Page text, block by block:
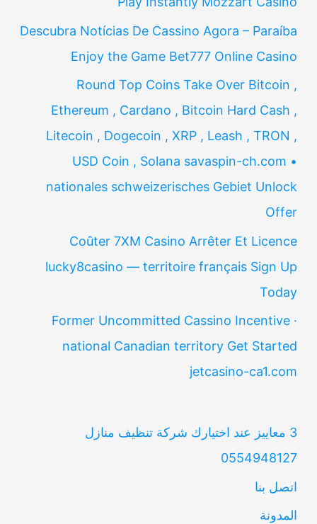
Descubra Notícias De Cassino Agora – Paraíba
Enjoy the Game Bet777 Online Casino
Round Top Coins Take Over Bitcoin ,
Ethereum , Cardano , Bitcoin Hard Cash ,
Litecoin , Dogecoin , XRP , Leash , TRON ,
USD Coin , Solana savaspin-ch.com •
nationales schweizerisches Gebiet Unlock
Offer
Coûter 7XM Casino Arrêter Et Licence
lucky8casino — territoire français Sign Up
Today
Former Uncommitted Cassino Incentive ·
national Canadian territory Get Started
jetcasino-ca1.com
3 معاييز عند اختيارك شركة تنظيف منازل
0554948127
اتصل بنا
المدونة